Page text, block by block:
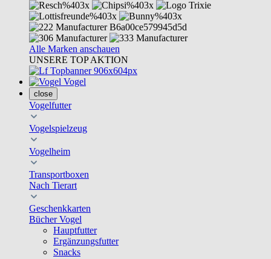
Alle Marken anschauen
UNSERE TOP AKTION
Vogel
close
Vogelfutter
Vogelspielzeug
Vogelheim
Transportboxen
Nach Tierart
Geschenkkarten
Bücher Vogel
Hauptfutter
Ergänzungsfutter
Snacks